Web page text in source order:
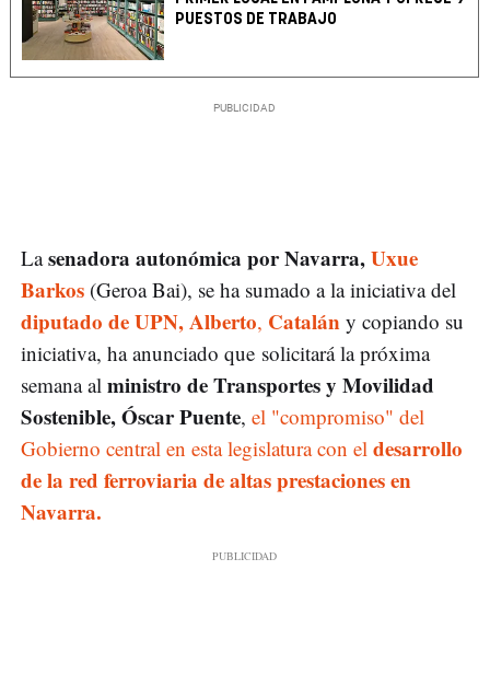
PUESTOS DE TRABAJO
Lasenadora autonómica por Navarra,Uxue
Barkos (Geroa Bai), se ha sumado a la iniciativa del
diputado de UPN, Alberto, Catalán y copiando su
iniciativa, ha anunciado que solicitará la próxima
semana al ministro de Transportes y Movilidad
Sostenible, Óscar Puente, el "compromiso" del
Gobierno central en esta legislatura con el desarrollo
de la red ferroviaria de altas prestaciones en
Navarra.